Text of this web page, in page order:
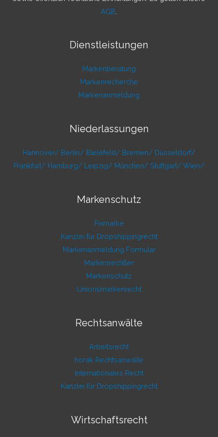
AGB
Dienstleistungen
Markenberatung
Markenrecherche
Markenanmeldung
Niederlassungen
Hannover/ Berlin/ Bielefeld/ Bremen/ Düsseldorf/
Frankfurt/ Hamburg/ Leipzig/ München/ Stuttgart/ Wien/
Markenschutz
Fixmarke
Kanzlei für Dropshippingrecht
Markenanmeldung Formular
Markenrechtler
Markenschutz
Unionsmarkenrecht
Rechtsanwälte
Arbeitsrecht
horak Rechtsanwälte
Internationales Recht
Kanzlei für Dropshippingrecht
Wirtschaftsrecht